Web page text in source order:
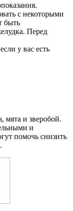
с некоторыми
быть
Перед
у вас есть
мята и зверобой.
и
помочь снизить